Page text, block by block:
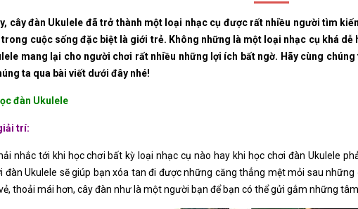
cây đàn Ukulele đã trở thành một loại nhạc cụ được rất nhiều người tìm
cuộc sống đặc biệt là giới trẻ. Không những là một loại nhạc cụ khá dễ
mang lại cho người chơi rất nhiều những lợi ích bất ngờ. Hãy cùng
ta qua bài viết dưới đây nhé!
đàn Ukulele
trí:
nhắc tới khi học chơi bất kỳ loại nhạc cụ nào hay khi học chơi đàn Ukulele
đàn Ukulele sẽ giúp bạn xóa tan đi được những căng thẳng mệt mỏi sau
thoải mái hơn, cây đàn như là một người bạn để bạn có thể gửi gắm những